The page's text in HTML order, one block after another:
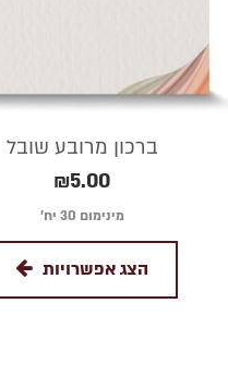
ברכון מרובע שובל
₪5.00
מינימום 30 יח׳
הצג אפשרויות